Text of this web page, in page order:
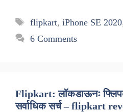
Tags
flipkart, iPhone SE 2020
6 Comments
Flipkart: लॉकडाऊनः
सर्वाधिक सर्च – flipkart